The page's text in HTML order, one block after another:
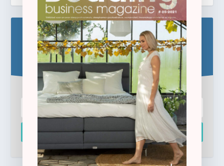
Blijf op de hoogte!
Schrijf u hier in voor de gratis e-newsletter.
Inschrijven